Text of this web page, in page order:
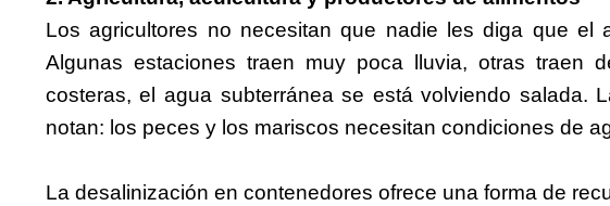
Los agricultores no necesitan que nadie les diga que el
Algunas estaciones traen muy poca lluvia, otras traen
costeras, el agua subterránea se está volviendo salada.
notan: los peces y los mariscos necesitan condiciones de
La desalinización en contenedores ofrece una forma de